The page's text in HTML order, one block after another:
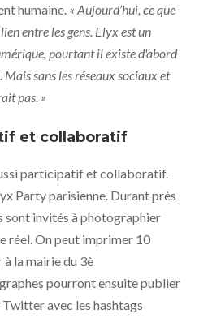
humaine. « Aujourd’hui, ce que
entre les gens. Elyx est un
pourtant il existe d'abord
Mais sans les réseaux sociaux et
pas. »
et collaboratif
participatif et collaboratif.
Party parisienne. Durant près
sont invités à photographier
réel. On peut imprimer 10
la mairie du 3è
pourront ensuite publier
avec les hashtags